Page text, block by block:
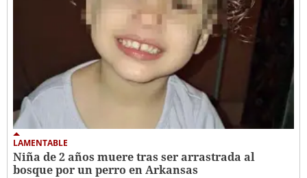
LAMENTABLE
Niña de 2 años muere tras ser arrastrada al
bosque por un perro en Arkansas